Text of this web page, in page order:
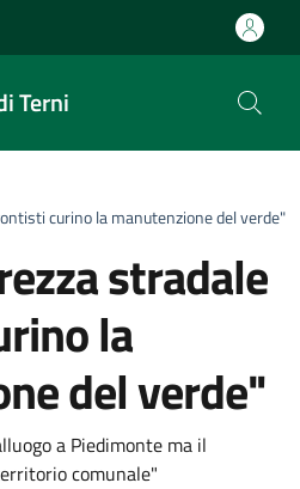
Terni
curino la manutenzione del verde"
stradale
la
del verde"
a Piedimonte ma il
comunale"